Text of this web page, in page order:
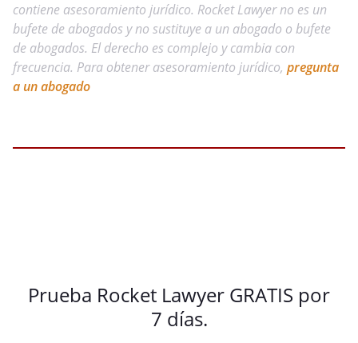
contiene asesoramiento jurídico. Rocket Lawyer no es un
bufete de abogados y no sustituye a un abogado o bufete
de abogados. El derecho es complejo y cambia con
frecuencia. Para obtener asesoramiento jurídico, pregunta
a un abogado
Prueba Rocket Lawyer GRATIS por
7 días.